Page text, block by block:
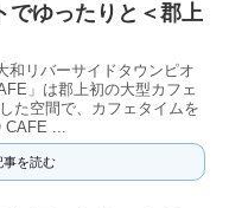
でゆったりと＜郡上
和リバーサイドタウンピオ
」は郡上初の大型カフェ
た空間で、カフェタイムを
CAFE ...
事を読む